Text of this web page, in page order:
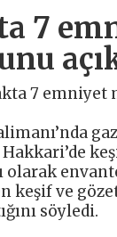
7
7
olarak
keşif ve
söyledi.